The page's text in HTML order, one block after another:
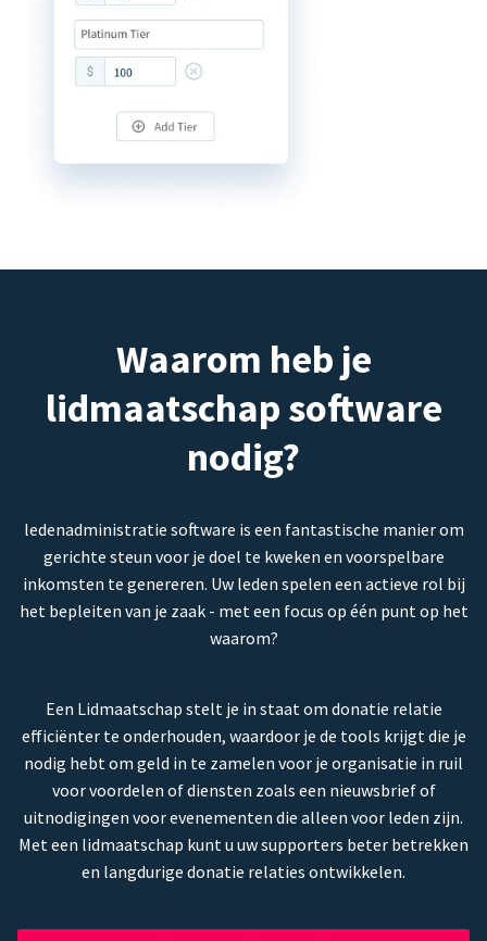
Waarom heb je
lidmaatschap software
nodig?
ledenadministratie software is een fantastische manier om
gerichte steun voor je doel te kweken en voorspelbare
inkomsten te genereren. Uw leden spelen een actieve rol bij
het bepleiten van je zaak - met een focus op één punt op het
waarom?
Een Lidmaatschap stelt je in staat om donatie relatie
efficiënter te onderhouden, waardoor je de tools krijgt die je
nodig hebt om geld in te zamelen voor je organisatie in ruil
voor voordelen of diensten zoals een nieuwsbrief of
uitnodigingen voor evenementen die alleen voor leden zijn.
Met een lidmaatschap kunt u uw supporters beter betrekken
en langdurige donatie relaties ontwikkelen.